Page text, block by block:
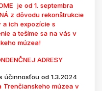
je od 1. septembra
z dôvodu rekonštrukcie
a ich expozície s
a tešíme sa na vás v
múzea!
ADRESY
účinnosťou od 1.3.2024
Trenčianskeho múzea v